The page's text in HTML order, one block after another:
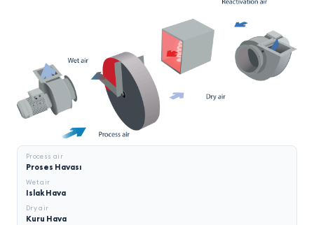
Process air
Proses Havası
Wet air
Islak Hava
Dry air
Kuru Hava